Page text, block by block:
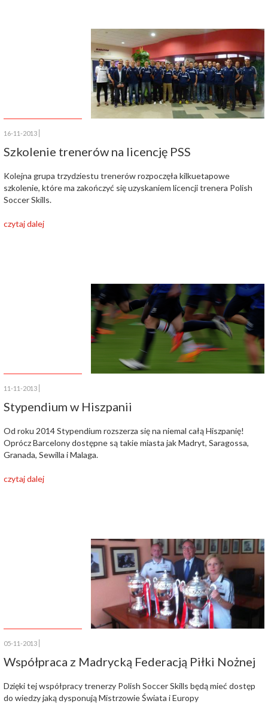
16-11-2013
Szkolenie trenerów na licencję PSS
Kolejna grupa trzydziestu trenerów rozpoczęła kilkuetapowe
szkolenie, które ma zakończyć się uzyskaniem licencji trenera Polish
Soccer Skills.
czytaj dalej
11-11-2013
Stypendium w Hiszpanii
Od roku 2014 Stypendium rozszerza się na niemal całą Hiszpanię!
Oprócz Barcelony dostępne są takie miasta jak Madryt, Saragossa,
Granada, Sewilla i Malaga.
czytaj dalej
05-11-2013
Współpraca z Madrycką Federacją Piłki Nożnej
Dzięki tej współpracy trenerzy Polish Soccer Skills będą mieć dostęp
do wiedzy jaką dysponują Mistrzowie Świata i Europy